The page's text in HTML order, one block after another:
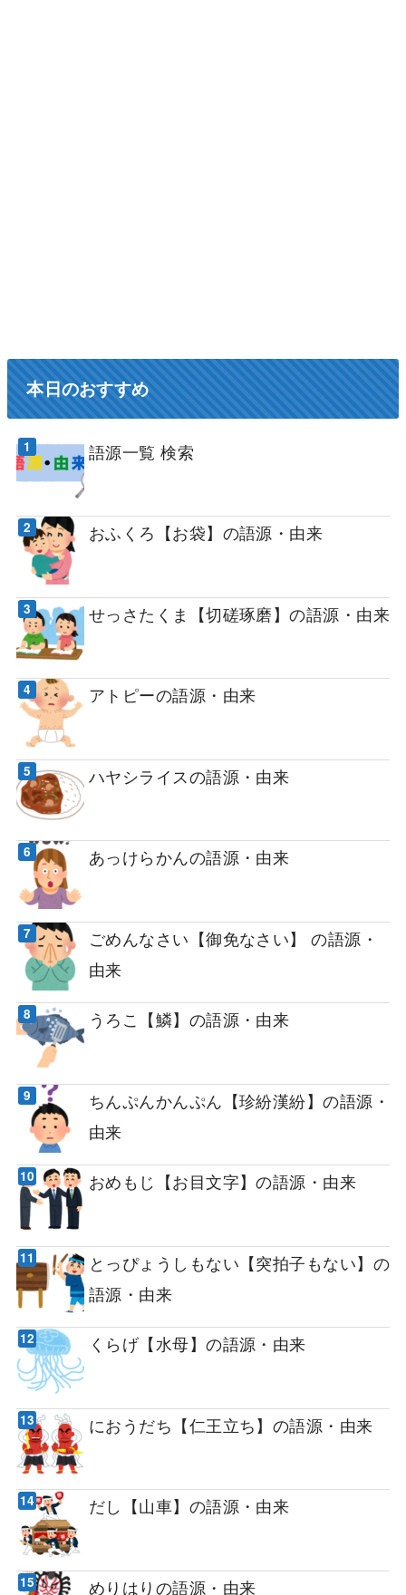
本日のおすすめ
語源一覧 検索
おふくろ【お袋】の語源・由来
せっさたくま【切磋琢磨】の語源・由来
アトピーの語源・由来
ハヤシライスの語源・由来
あっけらかんの語源・由来
ごめんなさい【御免なさい】 の語源・
由来
うろこ【鱗】の語源・由来
ちんぷんかんぷん【珍紛漢紛】の語源・
由来
おめもじ【お目文字】の語源・由来
とっぴょうしもない【突拍子もない】の
語源・由来
くらげ【水母】の語源・由来
におうだち【仁王立ち】の語源・由来
だし【山車】の語源・由来
めりはりの語源・由来